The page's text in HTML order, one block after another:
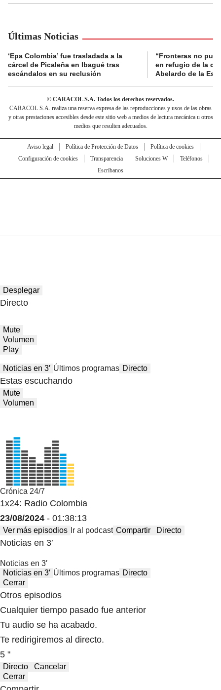
Últimas Noticias
‘Epa Colombia’ fue trasladada a la
cárcel de Picaleña en Ibagué tras
escándalos en su reclusión
“Fronteras no
en refugio de la
Abelardo de la
© CARACOL S.A. Todos los derechos reservados.
CARACOL S.A. realiza una reserva expresa de las reproducciones y usos de las obras
y otras prestaciones accesibles desde este sitio web a medios de lectura mecánica u otros
medios que resulten adecuados.
Aviso legal Política de Protección de Datos
Política de cookies
Configuración de cookies
Transparencia Soluciones W
Teléfonos
Escríbanos
Desplegar
Directo
Mute
Volumen
Play
Noticias en 3′ Últimos programas Directo
Estas escuchando
Mute
Volumen
Crónica 24/7
1x24: Radio Colombia
23/08/2024 - 01:38:13
Ver más episodios Ir al podcast Compartir Directo
Noticias en 3′
Noticias en 3′
Noticias en 3′ Últimos programas Directo
Cerrar
Otros episodios
Cualquier tiempo pasado fue anterior
Tu audio se ha acabado.
Te redirigiremos al directo.
5 "
Directo
Cancelar
Cerrar